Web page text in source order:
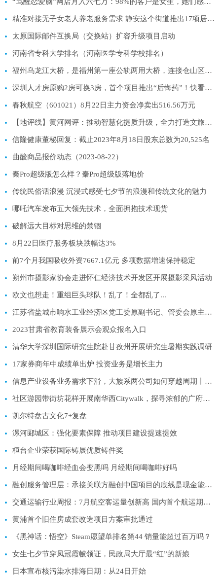
“骂醒恋爱脑”网店月入六七万：98%的客户是女生，她们感情上容易卑微
精准对接无子女老人养老服务需求 静安这个街道推出17项居家养老菜单式服务
太原国际邮件互换局（交换站）扩容升级项目启动
河南省专科大学排名（河南医学专科学校排名）
福州乌龙江大桥，是福州第一座公轨两用大桥，连接仓山区与长乐区
深圳人才房原购2房可换3房，首个项目推出“后悔药”！快看规则
春秋航空（601021）8月22日主力资金净卖出516.56万元
【地评线】黄河网评：推动智慧化提质升级，全力打造文旅新标杆
信隆健康董秘回复：截止2023年8月18日股东总数为20,525名
曲酸商品报价动态（2023-08-22）
秦Pro超级版怎么样？秦Pro超级版落地价
传统民俗话浪漫 沉浸式感受七夕节的浪漫和传统文化的魅力
哪吒汽车发布五大领先技术，全面拥抱技术现货
破解远大目标对思维的禁锢
8月22日医疗服务板块跌幅达3%
前7个月我国吸收外资7667.1亿元 多项数据增速保持稳定
朔州市摄影家协会走进怀仁经济技术开发区开展摄影采风活动
欧文也想走！重组巨头球队！乱了！全都乱了...
江苏省盐城市响水工业经济区党工委原副书记、管委会原主任邵冬连接受审查调查
2023甘肃省教育装备展示会观众报名入口
清华大学深圳国际研究生院赴甘孜州开展研究生暑期实践调研
17家券商年中成绩单出炉 投资业务是增长主力
信息产业设备业务需求下滑，大族系两公司如何穿越周期丨深公司半年报
社区游园带街坊花样开展南华西Citywalk，探寻浓郁的广府市井风情
凯尔特盘古文化7+复盘
漯河郾城区：强化要素保障 推动项目建设提速提效
桓台企业荣获国际铸展优质铸件奖
月经期间喝咖啡经血会变黑吗 月经期间喝咖啡好吗
融创服务管理层：承接关联方融创中国项目的底线是现金能不能回收
交通运输行业周报：7月航空客运量创新高 国内首个航运期货上市
黄浦首个旧住房成套改造项目方案审批通过
《黑神话：悟空》Steam愿望单排名第44 销量能超过百万吗？
女生七夕节穿凤冠霞帔领证，民政局大厅最“红”的新娘
日本宣布核污染水排海日期：从24日开始